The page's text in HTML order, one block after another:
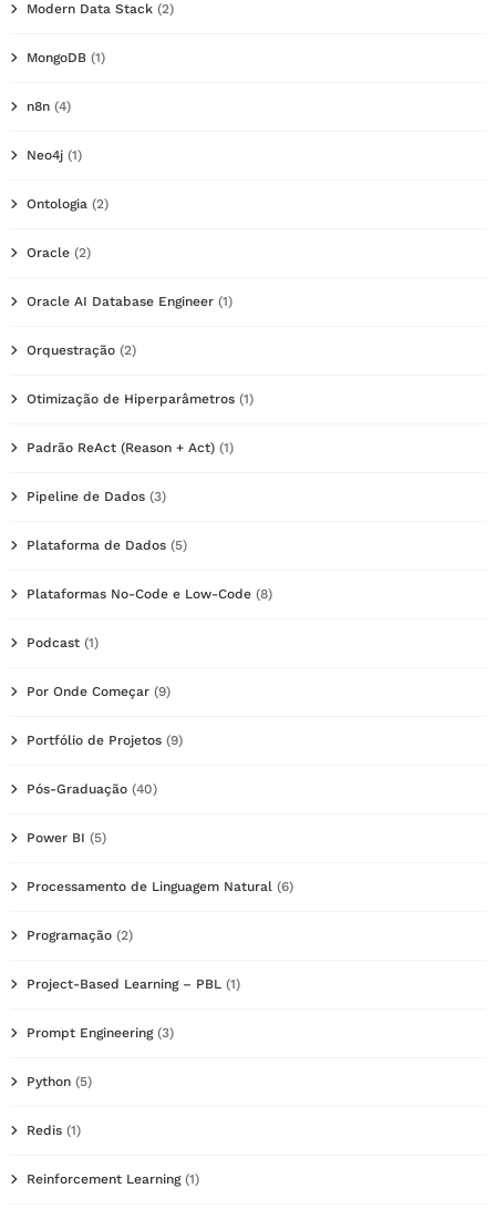
Modern Data Stack (2)
MongoDB (1)
n8n (4)
Neo4j (1)
Ontologia (2)
Oracle (2)
Oracle AI Database Engineer (1)
Orquestração (2)
Otimização de Hiperparâmetros (1)
Padrão ReAct (Reason + Act) (1)
Pipeline de Dados (3)
Plataforma de Dados (5)
Plataformas No-Code e Low-Code (8)
Podcast (1)
Por Onde Começar (9)
Portfólio de Projetos (9)
Pós-Graduação (40)
Power BI (5)
Processamento de Linguagem Natural (6)
Programação (2)
Project-Based Learning – PBL (1)
Prompt Engineering(3)
Python (5)
Redis (1)
Reinforcement Learning(1)